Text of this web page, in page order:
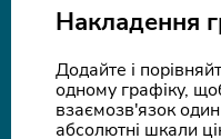
Накладення
Додайте і
одному графіку,
взаємозв'язок
абсолютні шкали